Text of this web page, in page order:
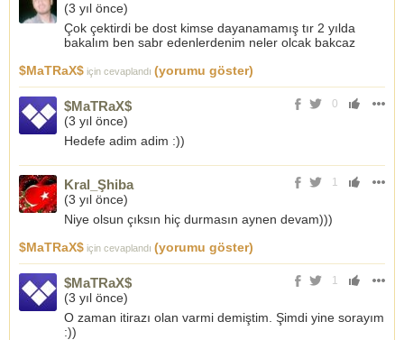
(3 yıl önce)
Çok çektirdi be dost kimse dayanamamış tır 2 yılda
bakalım ben sabr edenlerdenim neler olcak bakcaz
$MaTRaX$ için cevaplandı (yorumu göster)
0
$MaTRaX$
(3 yıl önce)
Hedefe adim adim :))
1
Kral_Şhiba
(3 yıl önce)
Niye olsun çıksın hiç durmasın aynen devam)))
$MaTRaX$ için cevaplandı (yorumu göster)
1
$MaTRaX$
(3 yıl önce)
O zaman itirazı olan varmi demiştim. Şimdi yine sorayım
:))